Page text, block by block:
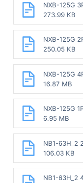
NXB-125G
202202.dwg
273.99 KB
NXB-125G
202202.dwg
250.05 KB
NXB-125G
202307.stp
16.87 MB
NXB-125G
202307.stp
6.95 MB
NB1-63H_2
图
106.03 KB
NB1-63H_2